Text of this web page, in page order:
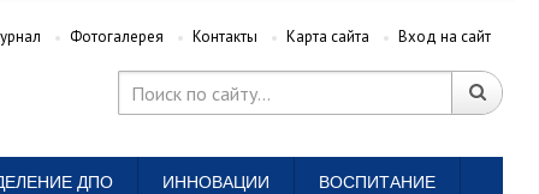
Фотогалерея Контакты Карта сайта Вход на сайт
ДПО ИННОВАЦИИ ВОСПИТАНИЕ